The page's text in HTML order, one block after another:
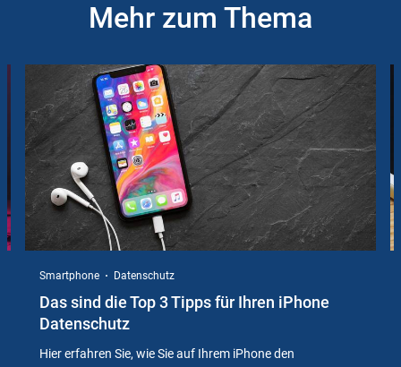
Mehr zum Thema
Instructions
Smartphone Datenschutz
Das sind die Top 3 Tipps für Ihren iPhone
Datenschutz
Hier erfahren Sie, wie Sie auf Ihrem iPhone den